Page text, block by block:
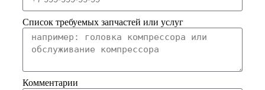
Список требуемых запчастей или услуг
Комментарии